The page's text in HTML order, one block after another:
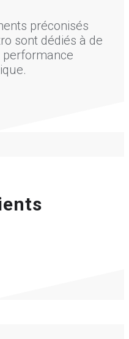
préconisés
sont dédiés à de
performance